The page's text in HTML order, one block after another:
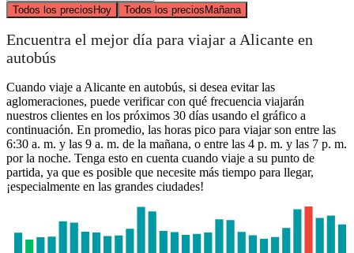
Todos los preciosHoy Todos los preciosMañana
Encuentra el mejor día para viajar a Alicante en
autobús
Cuando viaje a Alicante en autobús, si desea evitar las
aglomeraciones, puede verificar con qué frecuencia viajarán
nuestros clientes en los próximos 30 días usando el gráfico a
continuación. En promedio, las horas pico para viajar son entre las
6:30 a. m. y las 9 a. m. de la mañana, o entre las 4 p. m. y las 7 p. m.
por la noche. Tenga esto en cuenta cuando viaje a su punto de
partida, ya que es posible que necesite más tiempo para llegar,
¡especialmente en las grandes ciudades!